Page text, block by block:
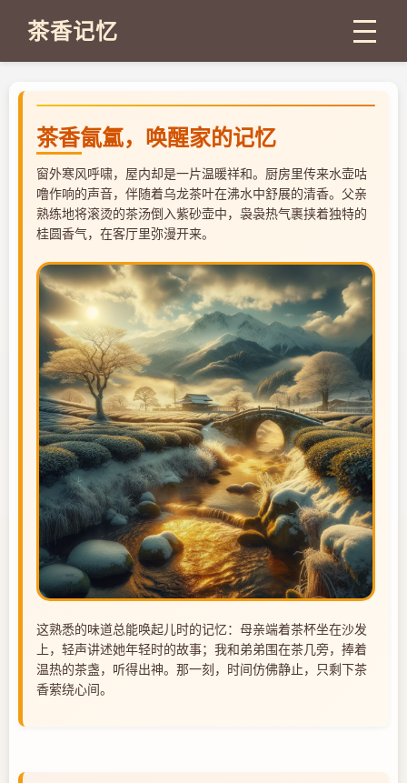
茶香记忆
茶香氤氲，唤醒家的记忆
窗外寒风呼啸，屋内却是一片温暖祥和。厨房里传来水壶咕
噜作响的声音，伴随着乌龙茶叶在沸水中舒展的清香。父亲
熟练地将滚烫的茶汤倒入紫砂壶中，袅袅热气裹挟着独特的
桂圆香气，在客厅里弥漫开来。
这熟悉的味道总能唤起儿时的记忆：母亲端着茶杯坐在沙发
上，轻声讲述她年轻时的故事；我和弟弟围在茶几旁，捧着
温热的茶盏，听得出神。那一刻，时间仿佛静止，只剩下茶
香萦绕心间。